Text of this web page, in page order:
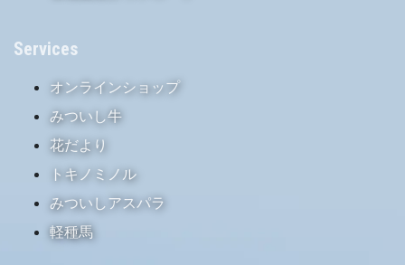
Services
オンラインショップ
みついし牛
花だより
トキノミノル
みついしアスパラ
軽種馬